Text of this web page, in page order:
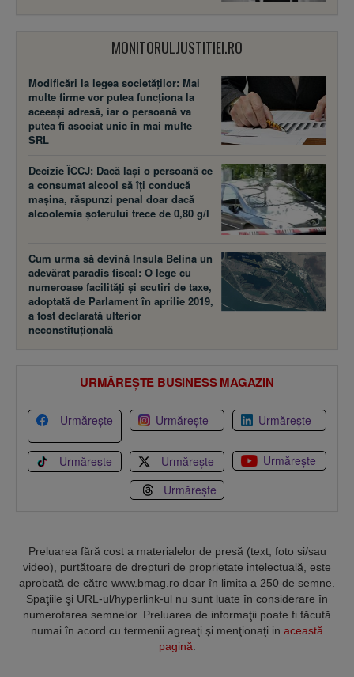
MONITORULJUSTITIEI.RO
Modificări la legea societăţilor: Mai
multe firme vor putea funcţiona la
aceeaşi adresă, iar o persoană va
putea fi asociat unic în mai multe
SRL
Decizie ÎCCJ: Dacă laşi o persoană ce
a consumat alcool să îţi conducă
maşina, răspunzi penal doar dacă
alcoolemia şoferului trece de 0,80 g/l
Cum urma să devină Insula Belina un
adevărat paradis fiscal: O lege cu
numeroase facilităţi şi scutiri de taxe,
adoptată de Parlament în aprilie 2019,
a fost declarată ulterior
neconstituţională
URMĂREȘTE BUSINESS MAGAZIN
Urmărește Urmărește Urmărește
Urmărește Urmărește
Urmărește
Urmărește
Preluarea fără cost a materialelor de presă (text, foto si/sau
video), purtătoare de drepturi de proprietate intelectuală, este
aprobată de către www.bmag.ro doar în limita a 250 de semne.
Spaţiile şi URL-ul/hyperlink-ul nu sunt luate în considerare în
numerotarea semnelor. Preluarea de informaţii poate fi făcută
numai în acord cu termenii agreaţi şi menţionaţi in această
pagină